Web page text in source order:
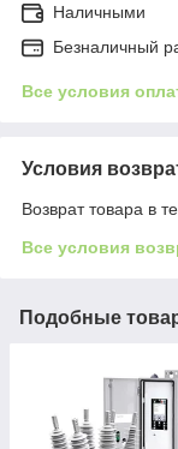
Наличными
Безналичный
Все условия
Условия
Возврат товара в
Все условия
Подобные